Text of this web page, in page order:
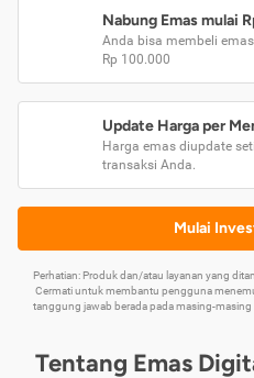
Nabung Emas mulai
Anda bisa membeli
Rp 100.000
Update Harga per
Harga emas diupdate
transaksi Anda.
Mulai
Perhatian: Produk dan/atau layanan yang
Cermati untuk membantu pengguna
tanggung jawab berada pada masing-masing
Tentang Emas